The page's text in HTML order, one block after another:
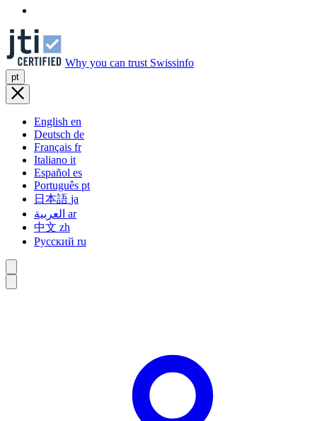
Why you can trust Swissinfo
pt
English en
Deutsch de
Français fr
Italiano it
Español es
Português pt
日本語 ja
ar
中文 zh
Русский ru